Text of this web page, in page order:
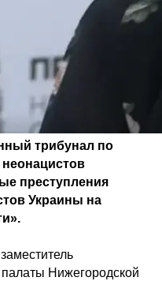
трибунал по
преступления
Украины на
Нижегородской